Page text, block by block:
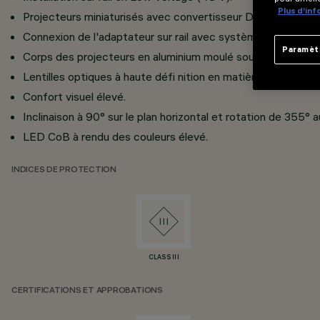
Projecteurs miniaturisés avec convertisseur DC/DC
Connexion de l'adaptateur sur rail avec système rapide par
Corps des projecteurs en aluminium moulé sous pression.
Lentilles optiques à haute défi nition en matière
Confort visuel élevé.
Inclinaison à 90° sur le plan horizontal et rotation de 355°
LED CoB à rendu des couleurs élevé.
INDICES DE PROTECTION
CLASS III
CERTIFICATIONS ET APPROBATIONS
Plus